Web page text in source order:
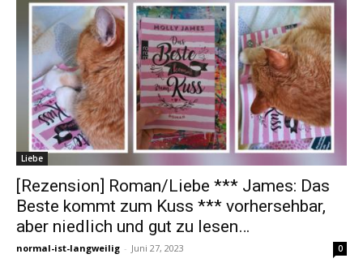
Liebe
[Rezension] Roman/Liebe *** James: Das
Beste kommt zum Kuss *** vorhersehbar,
aber niedlich und gut zu lesen…
normal-ist-langweilig - Juni 27, 2023 0